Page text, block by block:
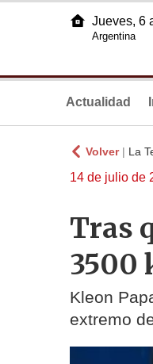
Jueves, 6
Argentina
Actualidad
Volver| La
14 de julio de
Tras
3500
Kleon
extremo